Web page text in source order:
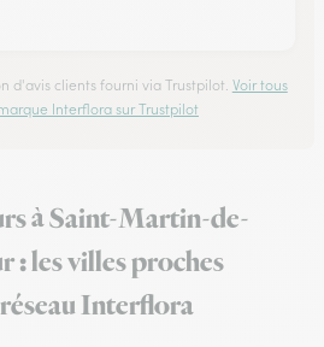
d'avis clients fourni via Trustpilot. Voir tous
Interflora sur Trustpilot
à Saint-Martin-de-
les villes proches
Interflora